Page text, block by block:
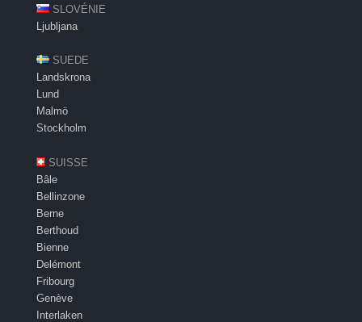
SLOVÉNIE
Ljubljana
SUEDE
Landskrona
Lund
Malmö
Stockholm
SUISSE
Bâle
Bellinzone
Berne
Berthoud
Bienne
Delémont
Fribourg
Genève
Interlaken